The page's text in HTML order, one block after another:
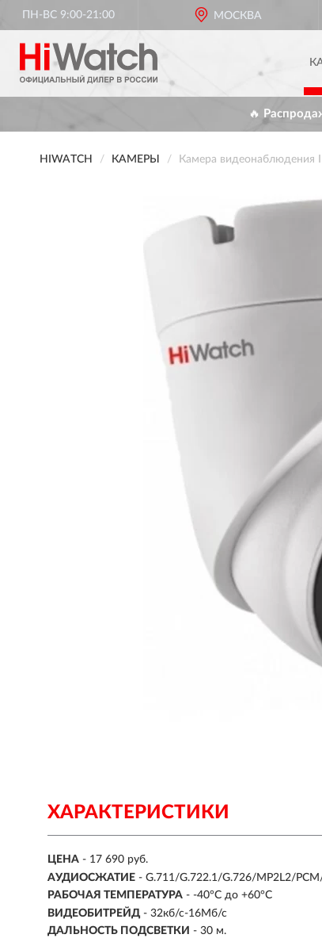
ПН-ВС 9:00-21:00 МОСКВА
ОФИЦИАЛЬНЫЙ ДИЛЕР
🔥
HIWATCH КАМЕРЫ Камера видеонаблюдения
ХАРАКТЕРИСТИКИ
ЦЕНА - 17 690 руб.
АУДИОСЖАТИЕ - G.711/G.722.1/G.726/MP2L2/
РАБОЧАЯ ТЕМПЕРАТУРА - -40°C до +60°C
ВИДЕОБИТРЕЙД - 32кб/с-16Мб/с
ДАЛЬНОСТЬ ПОДСВЕТКИ - 30 м.